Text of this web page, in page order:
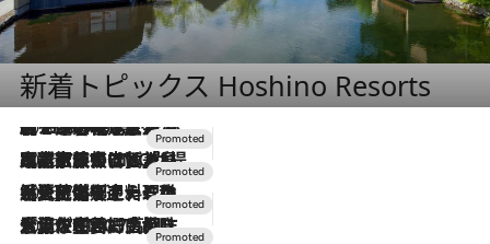
新着トピックス Hoshino Resorts
2026.8.7
【トンボの足水浴】ヒノキの香りに包まれて涼感マックス！約13℃の湧水かけ流しを避暑地「星野温泉 トンボの湯」で体験
2026.7.31
【ホテル帰省】という選択肢をOMOが提案。家族とほどよい距離を保つには「昼は実家、夜は気兼ねなくホテルで！」
2026.7.24
【夏限定ディナーコース】旬を迎える稚鮎や花ズッキーニなどをイタリア・トスカーナの郷土料理の手法で満喫！
2026.7.17
「土佐和ハーブかき氷」がOMO7高知に登場！生姜、山椒、大葉など目にも舌にも涼を呼ぶ郷土の味